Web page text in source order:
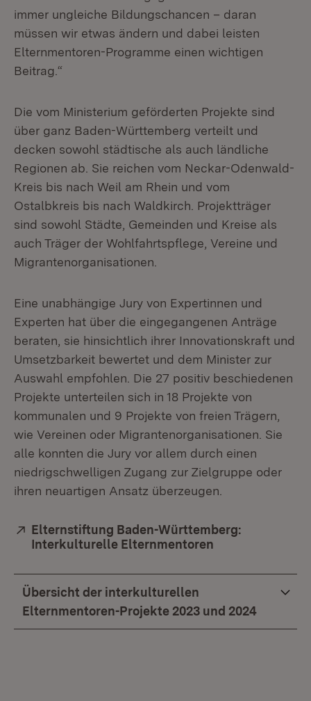
immer ungleiche Bildungschancen – daran
müssen wir etwas ändern und dabei leisten
Elternmentoren-Programme einen wichtigen
Beitrag.“
Die vom Ministerium geförderten Projekte sind
über ganz Baden-Württemberg verteilt und
decken sowohl städtische als auch ländliche
Regionen ab. Sie reichen vom Neckar-Odenwald-
Kreis bis nach Weil am Rhein und vom
Ostalbkreis bis nach Waldkirch. Projektträger
sind sowohl Städte, Gemeinden und Kreise als
auch Träger der Wohlfahrtspflege, Vereine und
Migrantenorganisationen.
Eine unabhängige Jury von Expertinnen und
Experten hat über die eingegangenen Anträge
beraten, sie hinsichtlich ihrer Innovationskraft und
Umsetzbarkeit bewertet und dem Minister zur
Auswahl empfohlen. Die 27 positiv beschiedenen
Projekte unterteilen sich in 18 Projekte von
kommunalen und 9 Projekte von freien Trägern,
wie Vereinen oder Migrantenorganisationen. Sie
alle konnten die Jury vor allem durch einen
niedrigschwelligen Zugang zur Zielgruppe oder
ihren neuartigen Ansatz überzeugen.
Extern:
Elternstiftung Baden-Württemberg:
Interkulturelle Elternmentoren
Übersicht der interkulturellen
Elternmentoren-Projekte 2023 und 2024